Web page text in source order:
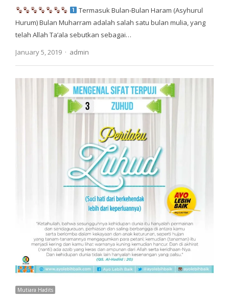
Termasuk Bulan-Bulan Haram (Asyhurul
Hurum) Bulan Muharram adalah salah satu bulan mulia, yang
telah Allah Ta’ala sebutkan sebagai…
January 5, 2019
Author
admin
Mutiara Hadits